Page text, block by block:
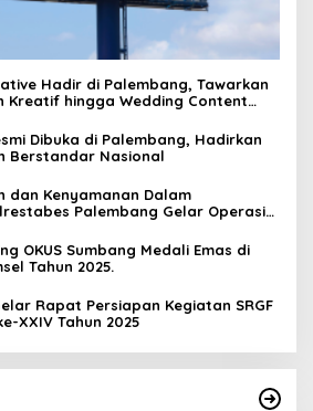
Hadir di Palembang, Tawarkan
Kreatif hingga Wedding Content
Dibuka di Palembang, Hadirkan
Berstandar Nasional
dan Kenyamanan Dalam
Palembang Gelar Operasi
OKUS Sumbang Medali Emas di
Tahun 2025.
Rapat Persiapan Kegiatan SRGF
XXIV Tahun 2025